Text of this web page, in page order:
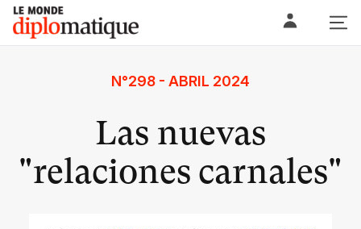
Skip
content
Le monde diplomatique
N°298 - ABRIL 2024
Las nuevas
"relaciones carnales"